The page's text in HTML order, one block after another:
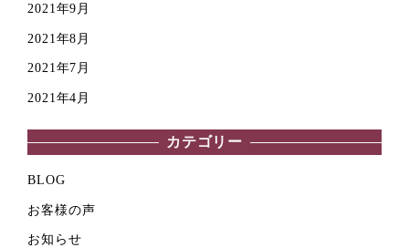
2021年9月
2021年8月
2021年7月
2021年4月
カテゴリー
BLOG
お客様の声
お知らせ